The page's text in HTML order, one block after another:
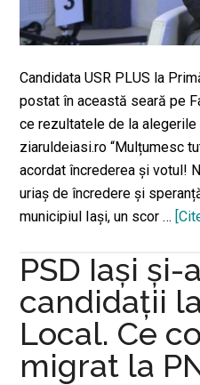
Candidata USR PLUS la
postat în această seară pe
ce rezultatele de la
ziaruldeiasi.ro “Mulțumesc
acordat încrederea și votul!
uriaș de încredere și
municipiul Iași, un scor …
PSD Iași
candidații
Local. Ce
migrat la